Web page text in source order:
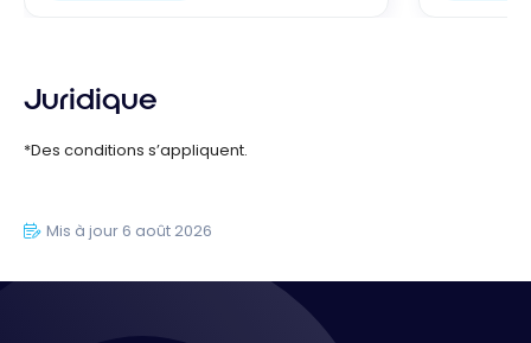
Juridique
*Des conditions s’appliquent.
Mis à jour 6 août 2026